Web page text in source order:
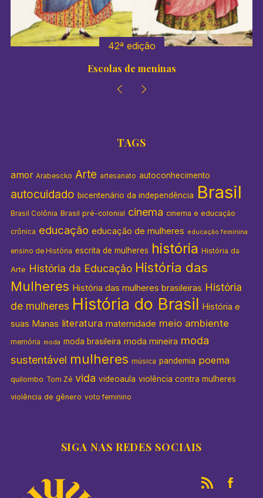
42ª edição
Escolas de meninas
TAGS
amor Arabescko Arte artesanato autoconhecimento
autocuidado bicentenário da independência Brasil
Brasil Colônia Brasil pré-colonial cinema cinema e educação
crônica educação educação de mulheres educação feminina
ensino de História escrita de mulheres história História da
Arte História da Educação História das
Mulheres História das mulheres brasileiras História
de mulheres História do Brasil História e
suas Manas literatura maternidade meio ambiente
memória moda moda brasileira moda mineira moda
sustentável mulheres música pandemia poema
quilombo Tom Zé vida videoaula violência contra mulheres
violência de gênero voto feminino
SIGA NAS REDES SOCIAIS
: